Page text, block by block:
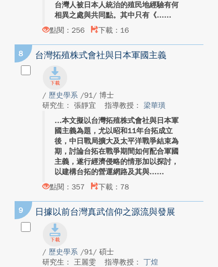
台灣人被日本人統治的殖民地經驗有何
相異之處與共同點。其中只有《...
點閱：256
下載：16
8 台灣拓殖株式會社與日本軍國主義
/ 歷史學系 /91/ 博士
研究生： 張靜宜
指導教授： 梁華璜
本文擬以台灣拓殖株式會社與日本軍
國主義為題，尤以昭和11年台拓成立
後，中日戰局擴大及太平洋戰爭結束為
期，討論台拓在戰爭期間如何配合軍國
主義，遂行經濟侵略的情形加以探討，
以建構台拓的營運網路及其與...
點閱：357
下載：78
9 日據以前台灣真武信仰之源流與發展
/ 歷史學系 /91/ 碩士
研究生： 王麗雯
指導教授： 丁煌